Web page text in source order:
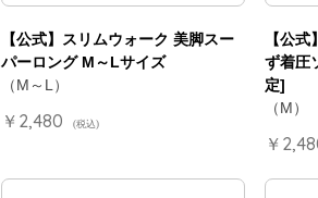
【公式】スリムウォーク 美脚スー
パーロング M～Lサイズ
（M～L）
￥2,480 (税込)
【公
ず着圧
定]
（M）
￥